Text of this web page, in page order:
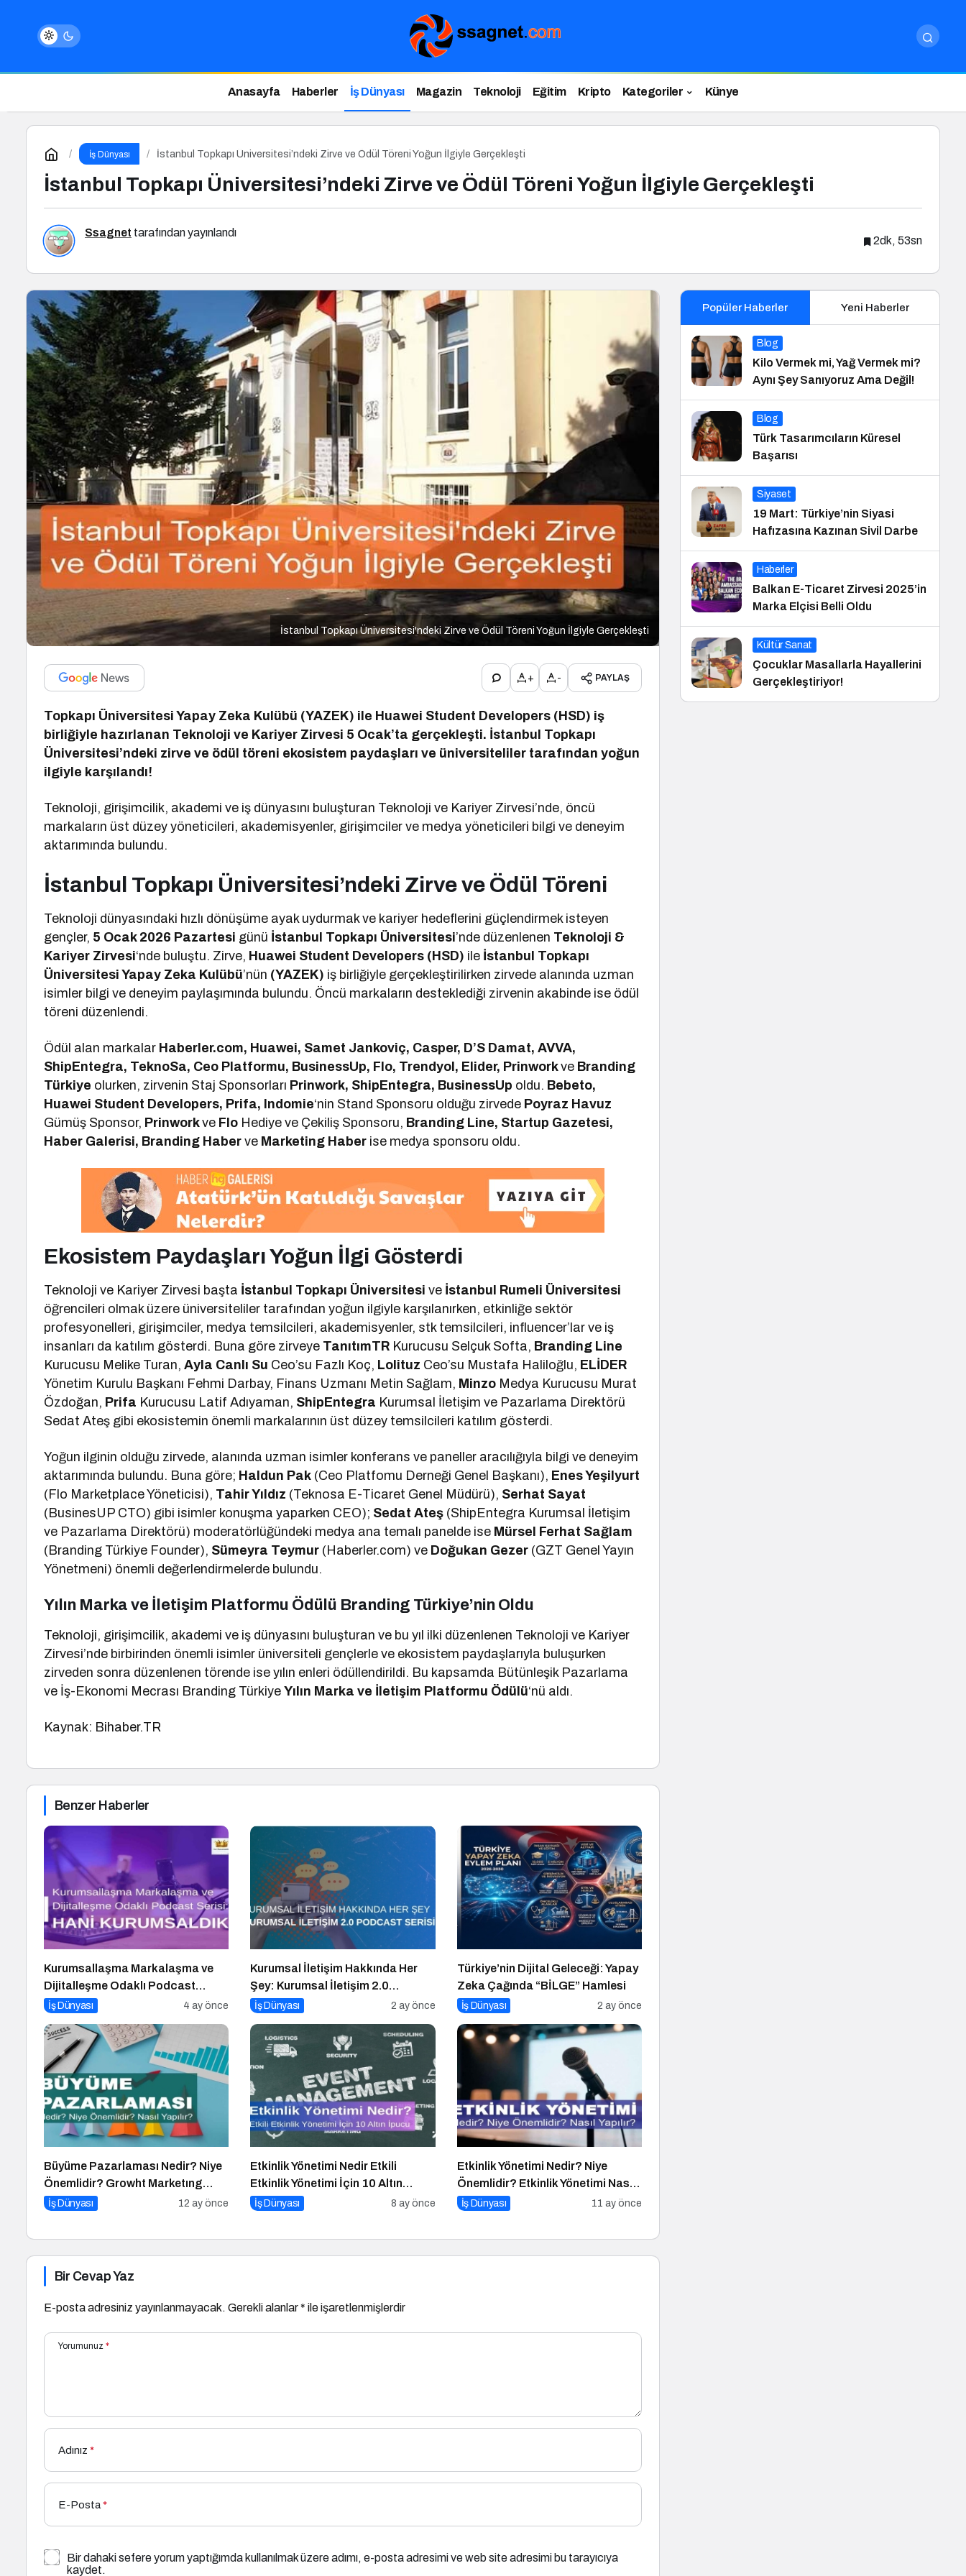
Anasayfa Haberler İş Dünyası Magazin Teknoloji Eğitim Kripto Kategoriler Künye
İş Dünyası İstanbul Topkapı Üniversitesi’ndeki Zirve ve Ödül Töreni Yoğun İlgiyle Gerçekleşti
İstanbul Topkapı Üniversitesi’ndeki Zirve ve Ödül Töreni Yoğun İlgiyle Gerçekleşti
Ssagnet tarafından yayınlandı
2dk, 53sn
İstanbul Topkapı Üniversitesi'ndeki Zirve ve Ödül Töreni Yoğun İlgiyle Gerçekleşti
+ - PAYLAŞ
Topkapı Üniversitesi Yapay Zeka Kulübü (YAZEK) ile Huawei Student Developers (HSD) iş
birliğiyle hazırlanan Teknoloji ve Kariyer Zirvesi 5 Ocak’ta gerçekleşti. İstanbul Topkapı
Üniversitesi’ndeki zirve ve ödül töreni ekosistem paydaşları ve üniversiteliler tarafından yoğun
ilgiyle karşılandı!
Teknoloji, girişimcilik, akademi ve iş dünyasını buluşturan Teknoloji ve Kariyer Zirvesi’nde, öncü
markaların üst düzey yöneticileri, akademisyenler, girişimciler ve medya yöneticileri bilgi ve deneyim
aktarımında bulundu.
İstanbul Topkapı Üniversitesi’ndeki Zirve ve Ödül Töreni
Teknoloji dünyasındaki hızlı dönüşüme ayak uydurmak ve kariyer hedeflerini güçlendirmek isteyen
gençler, 5 Ocak 2026 Pazartesi günü İstanbul Topkapı Üniversitesi’nde düzenlenen Teknoloji &
Kariyer Zirvesi‘nde buluştu. Zirve, Huawei Student Developers (HSD) ile İstanbul Topkapı
Üniversitesi Yapay Zeka Kulübü’nün (YAZEK) iş birliğiyle gerçekleştirilirken zirvede alanında uzman
isimler bilgi ve deneyim paylaşımında bulundu. Öncü markaların desteklediği zirvenin akabinde ise ödül
töreni düzenlendi.
Ödül alan markalar Haberler.com, Huawei, Samet Jankoviç, Casper, D’S Damat, AVVA,
ShipEntegra, TeknoSa, Ceo Platformu, BusinessUp, Flo, Trendyol, Elider, Prinworkve Branding
Türkiye olurken, zirvenin Staj Sponsorları Prinwork, ShipEntegra, BusinessUp oldu. Bebeto,
Huawei Student Developers, Prifa, Indomie‘nin Stand Sponsoru olduğu zirvede Poyraz Havuz
Gümüş Sponsor, Prinworkve Flo Hediye ve Çekiliş Sponsoru, Branding Line, Startup Gazetesi,
Haber Galerisi, Branding Haberve Marketing Haber ise medya sponsoru oldu.
Ekosistem Paydaşları Yoğun İlgi Gösterdi
Teknoloji ve Kariyer Zirvesi başta İstanbul Topkapı Üniversitesive İstanbul Rumeli Üniversitesi
öğrencileri olmak üzere üniversiteliler tarafından yoğun ilgiyle karşılanırken, etkinliğe sektör
profesyonelleri, girişimciler, medya temsilcileri, akademisyenler, stk temsilcileri, influencer’lar ve iş
insanları da katılım gösterdi. Buna göre zirveye TanıtımTR Kurucusu Selçuk Softa, Branding Line
Kurucusu Melike Turan,Ayla Canlı Su Ceo’su Fazlı Koç, Lolituz Ceo’su Mustafa Haliloğlu, ELİDER
Yönetim Kurulu Başkanı Fehmi Darbay, Finans Uzmanı Metin Sağlam, Minzo Medya Kurucusu Murat
Özdoğan, Prifa Kurucusu Latif Adıyaman, ShipEntegra Kurumsal İletişim ve Pazarlama Direktörü
Sedat Ateş gibi ekosistemin önemli markalarının üst düzey temsilcileri katılım gösterdi.
Yoğun ilginin olduğu zirvede, alanında uzman isimler konferans ve paneller aracılığıyla bilgi ve deneyim
aktarımında bulundu. Buna göre; Haldun Pak (Ceo Platfomu Derneği Genel Başkanı), Enes Yeşilyurt
(Flo Marketplace Yöneticisi), Tahir Yıldız (Teknosa E-Ticaret Genel Müdürü), Serhat Sayat
(BusinesUP CTO) gibi isimler konuşma yaparken CEO); Sedat Ateş (ShipEntegra Kurumsal İletişim
ve Pazarlama Direktörü) moderatörlüğündeki medya ana temalı panelde ise Mürsel Ferhat Sağlam
(Branding Türkiye Founder), Sümeyra Teymur (Haberler.com) ve Doğukan Gezer (GZT Genel Yayın
Yönetmeni) önemli değerlendirmelerde bulundu.
Yılın Marka ve İletişim Platformu Ödülü Branding Türkiye’nin Oldu
Teknoloji, girişimcilik, akademi ve iş dünyasını buluşturan ve bu yıl ilki düzenlenen Teknoloji ve Kariyer
Zirvesi’nde birbirinden önemli isimler üniversiteli gençlerle ve ekosistem paydaşlarıyla buluşurken
zirveden sonra düzenlenen törende ise yılın enleri ödüllendirildi. Bu kapsamda Bütünleşik Pazarlama
ve İş-Ekonomi Mecrası Branding TürkiyeYılın Marka ve İletişim Platformu Ödülü‘nü aldı.
Kaynak: Bihaber.TR
Benzer Haberler
Kurumsallaşma Markalaşma ve
Dijitalleşme Odaklı Podcast
Serisi: Hani Kurumsaldık
İş Dünyası 4 ay önce
Kurumsal İletişim Hakkında Her
Şey: Kurumsal İletişim 2.0
Podcast Serisi
İş Dünyası 2 ay önce
Türkiye’nin Dijital Geleceği: Yapay
Zeka Çağında “BİLGE” Hamlesi
İş Dünyası 2 ay önce
Büyüme Pazarlaması Nedir? Niye
Önemlidir? Growht Marketıng
Nasıl Yapılır?
İş Dünyası 12 ay önce
Etkinlik Yönetimi Nedir Etkili
Etkinlik Yönetimi İçin 10 Altın
İpucu
İş Dünyası 8 ay önce
Etkinlik Yönetimi Nedir? Niye
Önemlidir? Etkinlik Yönetimi Nasıl
Yapılır?
İş Dünyası 11 ay önce
Bir Cevap Yaz
E-posta adresiniz yayınlanmayacak. Gerekli alanlar* ile işaretlenmişlerdir
Yorumunuz *
Adınız *
E-Posta*
Bir dahaki sefere yorum yaptığımda kullanılmak üzere adımı, e-posta adresimi ve web site adresimi bu tarayıcıya
kaydet.
Popüler Haberler Yeni Haberler
Blog
Kilo Vermek mi, Yağ Vermek mi?
Aynı Şey Sanıyoruz Ama Değil!
Blog
Türk Tasarımcıların Küresel
Başarısı
Siyaset
19 Mart: Türkiye’nin Siyasi
Hafızasına Kazınan Sivil Darbe
Haberler
Balkan E-Ticaret Zirvesi 2025’in
Marka Elçisi Belli Oldu
Kültür Sanat
Çocuklar Masallarla Hayallerini
Gerçekleştiriyor!